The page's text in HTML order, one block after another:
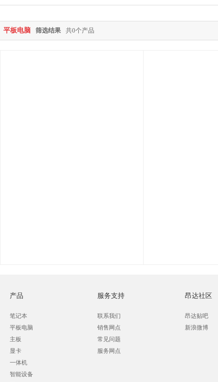
平板电脑 筛选结果 共0个产品
产品
笔记本
平板电脑
主板
显卡
一体机
智能设备
服务支持
联系我们
销售网点
常见问题
服务网点
昂达社区
昂达贴吧
新浪微博